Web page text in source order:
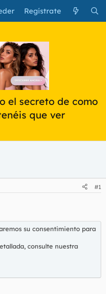
Regístrate
el secreto de como
que ver
#1
su consentimiento para
consulte nuestra